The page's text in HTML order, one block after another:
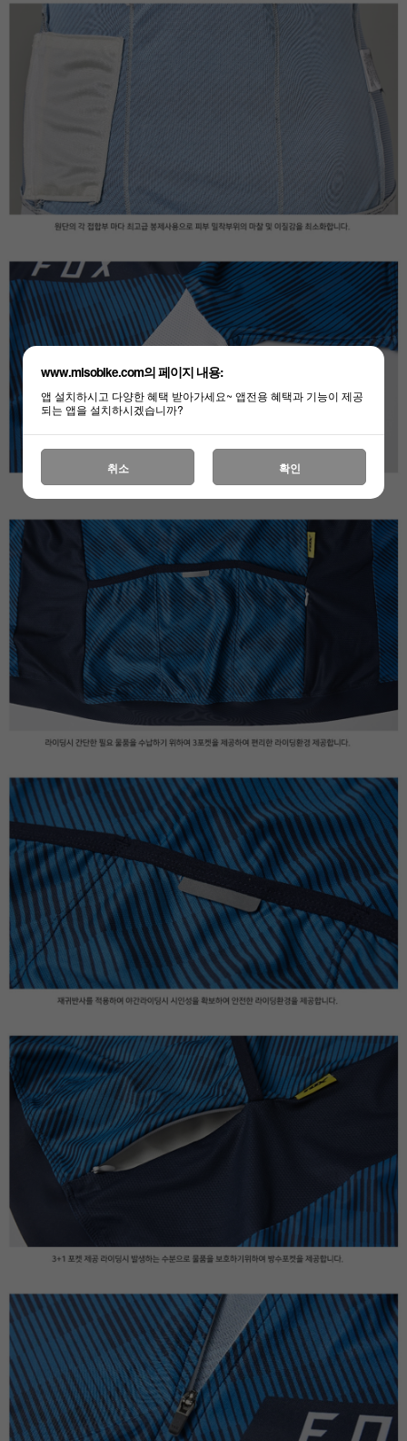
www.misobike.com의 페이지 내용:
앱 설치하시고 다양한 혜택 받아가세요~ 앱전용 혜택과 기능이 제공
되는 앱을 설치하시겠습니까?
취소 확인